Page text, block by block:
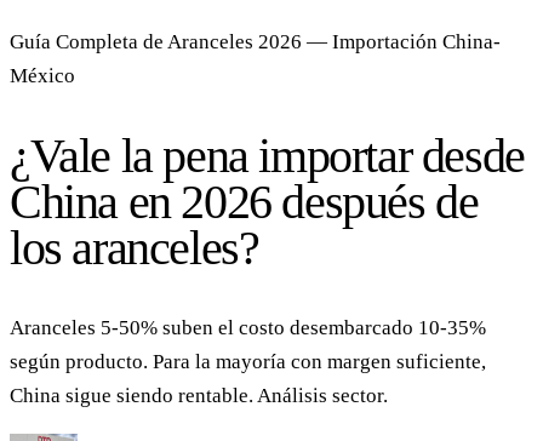
Guía Completa de Aranceles 2026 — Importación China-
México
¿Vale la pena importar desde
China en 2026 después de
los aranceles?
Aranceles 5-50% suben el costo desembarcado 10-35%
según producto. Para la mayoría con margen suficiente,
China sigue siendo rentable. Análisis sector.